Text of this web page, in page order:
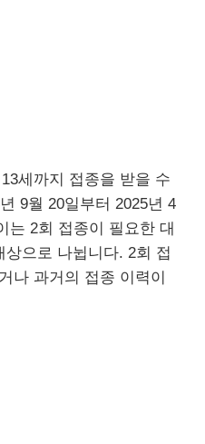
세까지 접종을 받을 수
9월 20일부터 2025년 4
는 2회 접종이 필요한 대
으로 나뉩니다. 2회 접
나 과거의 접종 이력이